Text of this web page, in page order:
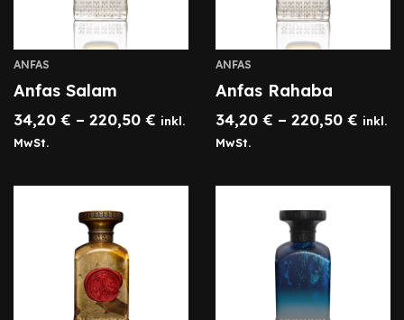
ANFAS
Anfas Salam
34,20 € – 220,50 € inkl.
MwSt.
ANFAS
Anfas Rahaba
34,20 € – 220,50 € inkl.
MwSt.